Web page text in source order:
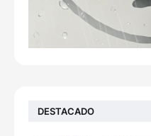
DESTACADO